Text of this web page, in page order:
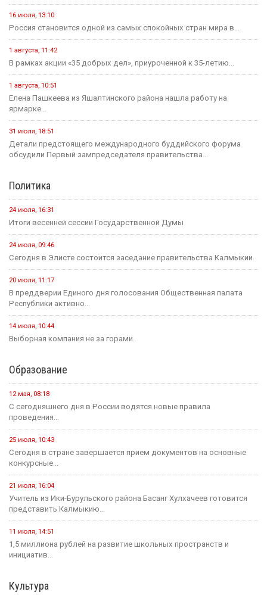
16 июля, 13:10
Россия становится одной из самых спокойных стран мира в...
1 августа, 11:42
В рамках акции «35 добрых дел», приуроченной к 35-летию...
1 августа, 10:51
Елена Пашкеева из Яшалтинского района нашла работу на
ярмарке...
31 июля, 18:51
Детали предстоящего международного буддийского форума
обсудили Первый зампредседателя правительства...
Политика
24 июля, 16:31
Итоги весенней сессии Государственной Думы
24 июля, 09:46
Сегодня в Элисте состоится заседание правительства Калмыкии.
20 июля, 11:17
В преддверии Единого дня голосования Общественная палата
Республики активно...
14 июля, 10:44
Выборная компания не за горами.
Образование
12 мая, 08:18
С сегодняшнего дня в России водятся новые правила
проведения...
25 июля, 10:43
Сегодня в стране завершается прием документов на основные
конкурсные...
21 июля, 16:04
Учитель из Ики-Бурульского района Басанг Хулхачеев готовится
представить Калмыкию...
11 июля, 14:51
1,5 миллиона рублей на развитие школьных пространств и
инициатив...
Культура